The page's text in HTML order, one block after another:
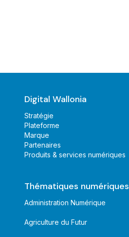
Digital Wallonia
Stratégie
Plateforme
Marque
Partenaires
Produits & services numériques
Thématiques numériques
Administration Numérique
Agriculture du Futur